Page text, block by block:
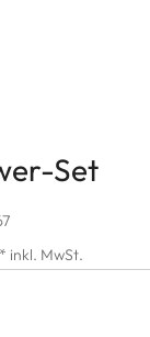
Set
* inkl. MwSt.